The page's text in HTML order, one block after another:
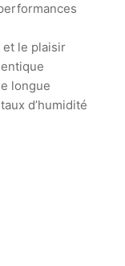
et le plaisir
longue
d’humidité